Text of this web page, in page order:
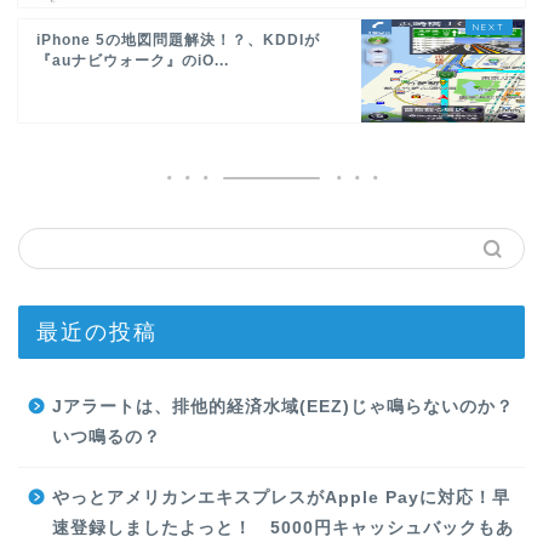
iPhone 5の地図問題解決！？、KDDIが
『auナビウォーク』のiO...
最近の投稿
Jアラートは、排他的経済水域(EEZ)じゃ鳴らないのか？
いつ鳴るの？
やっとアメリカンエキスプレスがApple Payに対応！早
速登録しましたよっと！ 5000円キャッシュバックもあ